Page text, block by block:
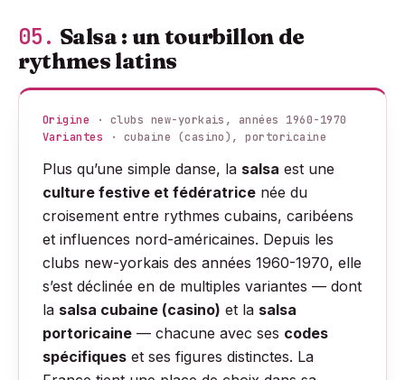
05. Salsa : un tourbillon de
rythmes latins
Origine · clubs new-yorkais, années 1960-1970
Variantes · cubaine (casino), portoricaine
Plus qu’une simple danse, la salsa est une
culture festive et fédératrice née du
croisement entre rythmes cubains, caribéens
et influences nord-américaines. Depuis les
clubs new-yorkais des années 1960-1970, elle
s’est déclinée en de multiples variantes — dont
la salsa cubaine (casino) et la salsa
portoricaine — chacune avec ses codes
spécifiques et ses figures distinctes. La